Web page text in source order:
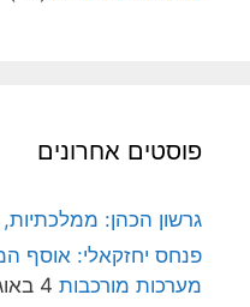
פוסטים אחרונים
גרשון הכהן:
פנחס יחזקאלי: אוסף
מערכות מורכבות 4 באוגוסט 2026